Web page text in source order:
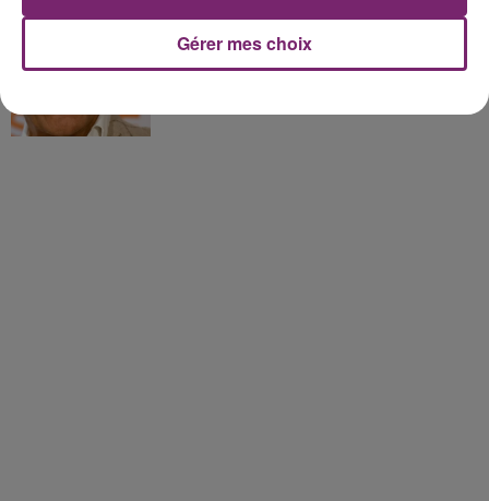
Accusé de violences sexistes et
sexuelles, Gérard Darmon ne se...
Gérer mes choix